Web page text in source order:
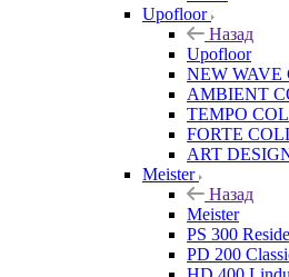
Upofloor
Назад
Upofloor
NEW WAVE
AMBIENT
TEMPO
FORTE
ART
Meister
Назад
Meister
PS 300
PD 200